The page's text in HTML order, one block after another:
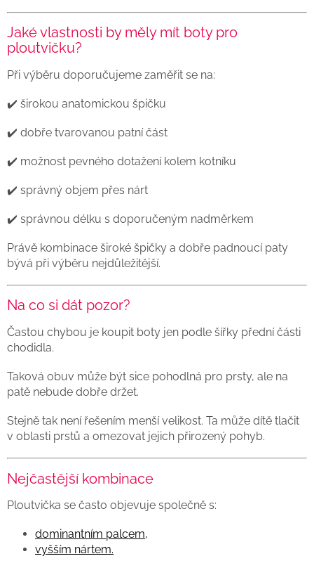
Jaké vlastnosti by měly mít boty pro
ploutvičku?
Při výběru doporučujeme zaměřit se na:
✔️ širokou anatomickou špičku
✔️ dobře tvarovanou patní část
✔️ možnost pevného dotažení kolem kotníku
✔️ správný objem přes nárt
✔️ správnou délku s doporučeným nadměrkem
Právě kombinace široké špičky a dobře padnoucí paty
bývá při výběru nejdůležitější.
Na co si dát pozor?
Častou chybou je koupit boty jen podle šířky přední části
chodidla.
Taková obuv může být sice pohodlná pro prsty, ale na
patě nebude dobře držet.
Stejně tak není řešením menší velikost. Ta může dítě tlačit
v oblasti prstů a omezovat jejich přirozený pohyb.
Nejčastější kombinace
Ploutvička se často objevuje společně s:
dominantním palcem,
vyšším nártem.